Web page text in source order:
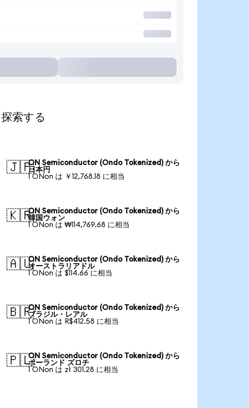
索する
🇯🇵ON Semiconductor (Ondo Tokenized) から
日本円
1 ONon は ￥12,768.18 に相当
🇰🇷ON Semiconductor (Ondo Tokenized) から
韓国ウォン
1 ONon は ₩114,769.68 に相当
🇦🇺ON Semiconductor (Ondo Tokenized) から
オーストラリアドル
1 ONon は $114.66 に相当
🇧🇷ON Semiconductor (Ondo Tokenized) から
ブラジル・レアル
1 ONon は R$412.58 に相当
🇵🇱ON Semiconductor (Ondo Tokenized) から
ポーランド ズロチ
1 ONon は zł 301.28 に相当